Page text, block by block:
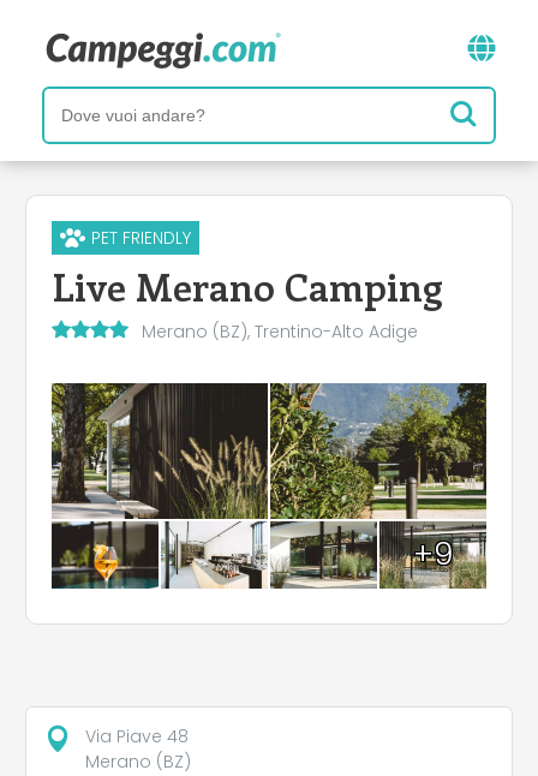
PET FRIENDLY
Live Merano Camping
Merano (BZ), Trentino-Alto Adige
+9
Via Piave 48
Merano (BZ)